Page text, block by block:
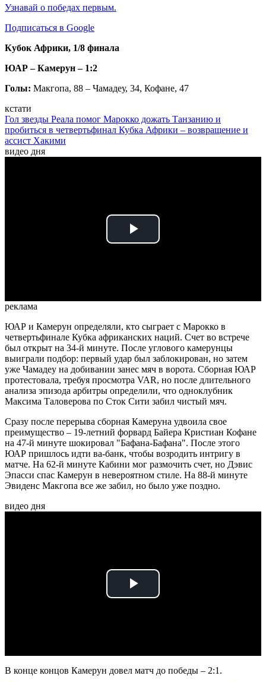
Узнавай о победах первым.
Подписаться в Google
Кубок Африки, 1/8 финала
ЮАР – Камерун – 1:2
Голы: Макгопа, 88 – Чамадеу, 34, Кофане, 47
кстати
Гол звезды Реала помог Марокко дожать Танзанию и
пробиться в четвертьфинал Кубка Африки – возвращение и
ассист Хакими
видео дня
Play
реклама
ЮАР и Камерун определяли, кто сыграет с Марокко в
четвертьфинале Кубка африканских наций. Счет во встрече
был открыт на 34-й минуте. После углового камерунцы
выиграли подбор: первый удар был заблокирован, но затем
уже Чамадеу на добивании занес мяч в ворота. Сборная ЮАР
протестовала, требуя просмотра VAR, но после длительного
анализа эпизода арбитры определили, что одноклубник
Максима Таловерова по Сток Сити забил чистый мяч.
Сразу после перерыва сборная Камеруна удвоила свое
преимущество – 19-летний форвард Байера Кристиан Кофане
на 47-й минуте шокировал "Бафана-Бафана". После этого
ЮАР пришлось идти ва-банк, чтобы возродить интригу в
матче. На 62-й минуте Кабини мог размочить счет, но Дэвис
Эпасси спас Камерун в невероятном стиле. На 88-й минуте
Эвиденс Макгопа все же забил, но было уже поздно.
видео дня
Play
В конце концов Камерун довел матч до победы – 2:1.